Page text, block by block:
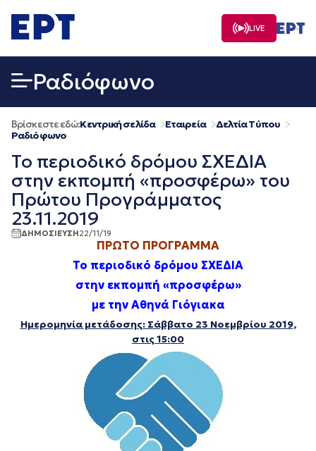
σε
περιεχόμενο
LIVE
Ραδιόφωνο
Βρίσκεστε εδώ:Κεντρική σελίδα Εταιρεία
Δελτία Τύπου
Ραδιόφωνο
Το περιοδικό δρόμου ΣΧΕΔΙΑ
στην εκπομπή «προσφέρω» του
Πρώτου Προγράμματος
23.11.2019
ΔΗΜΟΣΙΕΥΣΗ22/11/19
ΠΡΩΤΟ ΠΡΟΓΡΑΜΜΑ
Το περιοδικό δρόμου ΣΧΕΔΙΑ
στην εκπομπή «προσφέρω»
με την Αθηνά Γιόγιακα
Ημερομηνία μετάδοσης: Σάββατο 23 Νοεμβρίου 2019,
στις 15:00